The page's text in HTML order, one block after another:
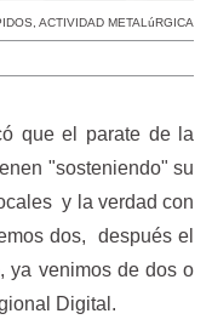
,ACTIVIDAD METALúRGICA
que el parate de la
"sosteniendo" su
y la verdad con
dos, después el
ya venimos de dos o
Digital.